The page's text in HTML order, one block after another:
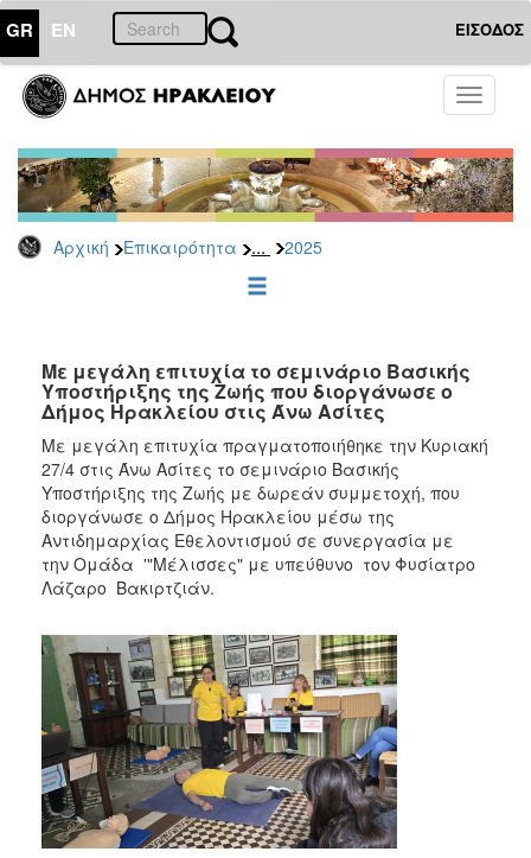
GR EN ΕΙΣΟΔΟΣ
Toggle
Αρχική Επικαιρότητα ... 2025
ΕΠΙΚΑΙΡΟΤΗΤΑ
Τύπου
Αρχείο
2026
2025
2022
2021
2020
2019
2018
2017
2016
2013
2012
2011
2010
2006
Με μεγάλη επιτυχία το σεμινάριο Βασικής
Υποστήριξης της Ζωής που διοργάνωσε ο
Δήμος Ηρακλείου στις Άνω Ασίτες
Με μεγάλη επιτυχία πραγματοποιήθηκε την Κυριακή
27/4 στις Άνω Ασίτες το σεμινάριο Βασικής
Υποστήριξης της Ζωής με δωρεάν συμμετοχή, που
διοργάνωσε ο Δήμος Ηρακλείου μέσω της
Αντιδημαρχίας Εθελοντισμού σε συνεργασία με
την Ομάδα '"Μέλισσες" με υπεύθυνο τον Φυσίατρο
Λάζαρο Βακιρτζιάν.